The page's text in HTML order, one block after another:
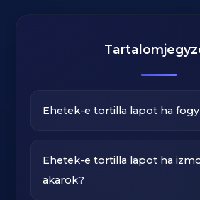
Ehetek-e tortilla lapot ha
Ehetek-e tortilla lapot ha
akarok?